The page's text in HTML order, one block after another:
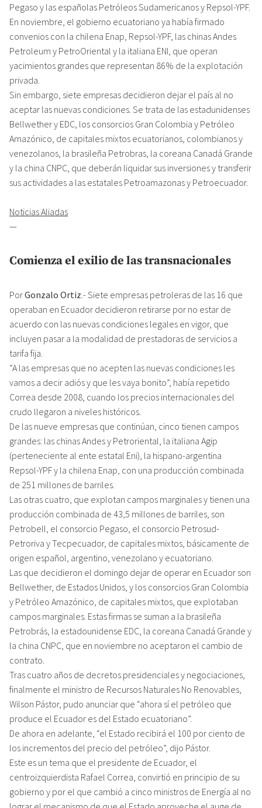
Pegaso y las españolas Petróleos Sudamericanos y Repsol-YPF.
En noviembre, el gobierno ecuatoriano ya había firmado
convenios con la chilena Enap, Repsol-YPF, las chinas Andes
Petroleum y PetroOriental y la italiana ENI, que operan
yacimientos grandes que representan 86% de la explotación
privada.
Sin embargo, siete empresas decidieron dejar el país al no
aceptar las nuevas condiciones. Se trata de las estadunidenses
Bellwether y EDC, los consorcios Gran Colombia y Petróleo
Amazónico, de capitales mixtos ecuatorianos, colombianos y
venezolanos, la brasileña Petrobras, la coreana Canadá Grande
y la china CNPC, que deberán liquidar sus inversiones y transferir
sus actividades a las estatales Petroamazonas y Petroecuador.
Noticias Aliadas
—
Comienza el exilio de las transnacionales
PorGonzalo Ortiz .- Siete empresas petroleras de las 16 que
operaban en Ecuador decidieron retirarse por no estar de
acuerdo con las nuevas condiciones legales en vigor, que
incluyen pasar a la modalidad de prestadoras de servicios a
tarifa fija.
“A las empresas que no acepten las nuevas condiciones les
vamos a decir adiós y que les vaya bonito”, había repetido
Correa desde 2008, cuando los precios internacionales del
crudo llegaron a niveles históricos.
De las nueve empresas que continúan, cinco tienen campos
grandes: las chinas Andes y Petroriental, la italiana Agip
(perteneciente al ente estatal Eni), la hispano-argentina
Repsol-YPF y la chilena Enap, con una producción combinada
de 251 millones de barriles.
Las otras cuatro, que explotan campos marginales y tienen una
producción combinada de 43,5 millones de barriles, son
Petrobell, el consorcio Pegaso, el consorcio Petrosud-
Petroriva y Tecpecuador, de capitales mixtos, básicamente de
origen español, argentino, venezolano y ecuatoriano.
Las que decidieron el domingo dejar de operar en Ecuador son
Bellwether, de Estados Unidos, y los consorcios Gran Colombia
y Petróleo Amazónico, de capitales mixtos, que explotaban
campos marginales. Estas firmas se suman a la brasileña
Petrobrás, la estadounidense EDC, la coreana Canadá Grande y
la china CNPC, que en noviembre no aceptaron el cambio de
contrato.
Tras cuatro años de decretos presidenciales y negociaciones,
finalmente el ministro de Recursos Naturales No Renovables,
Wilson Pástor, pudo anunciar que “ahora sí el petróleo que
produce el Ecuador es del Estado ecuatoriano”.
De ahora en adelante, “el Estado recibirá el 100 por ciento de
los incrementos del precio del petróleo”, dijo Pástor.
Este es un tema que el presidente de Ecuador, el
centroizquierdista Rafael Correa, convirtió en principio de su
gobierno y por el que cambió a cinco ministros de Energía al no